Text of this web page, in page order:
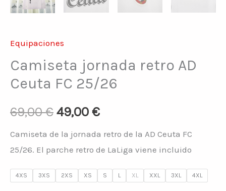
Equipaciones
Camiseta jornada retro AD
Ceuta FC 25/26
69,00€ 49,00 €
Camiseta de la jornada retro de la AD Ceuta FC
25/26. El parche retro de LaLiga viene incluido
4XS 3XS 2XS XS S L XL XXL 3XL 4XL